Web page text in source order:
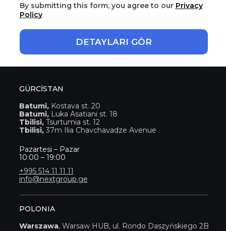
By submitting this form, you agree to our Privacy
Policy
DETAYLARI GÖR
GÜRCİSTAN
+995 514 11 11 11
info@nextgroup.ge
Pazartesi – Pazar
10:00 – 19:00
Batumi,Kostava st. 20
Batumi,Luka Asatiani st. 18
Tbilisi,Tsurtumia st. 12
Tbilisi,37m Ilia Chavchavadze Avenue
POLONIA
Warszawa, Warsaw HUB, ul. Rondo Daszyńskiego 2B